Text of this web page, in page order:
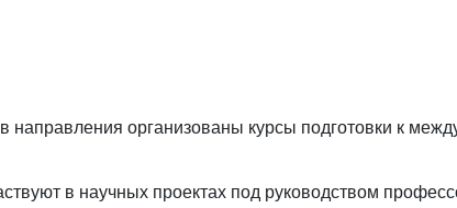
направления организованы курсы подготовки к
в научных проектах под руководством